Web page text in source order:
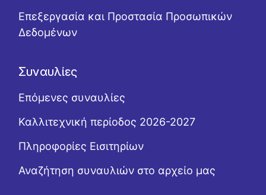
Επεξεργασία και Προστασία Προσωπικών
Δεδομένων
Συναυλίες
Επόμενες συναυλίες
Καλλιτεχνική περίοδος 2026-2027
Πληροφορίες Εισιτηρίων
Αναζήτηση συναυλιών στο αρχείο μας